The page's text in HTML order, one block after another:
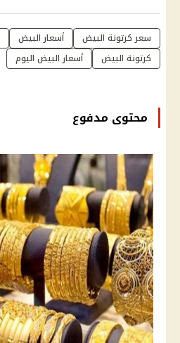
سعر كرتونة البيض أسعار البيض
كرتونة البيض
أسعار البيض اليوم
محتوى مدفوع